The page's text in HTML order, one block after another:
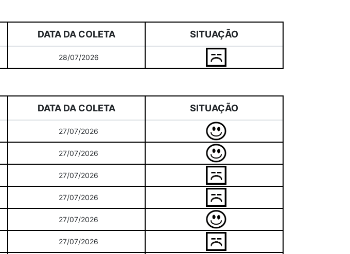
DATA DA COLETA SITUAÇÃO
28/07/2026
DATA DA COLETA SITUAÇÃO
27/07/2026
27/07/2026
27/07/2026
27/07/2026
27/07/2026
27/07/2026